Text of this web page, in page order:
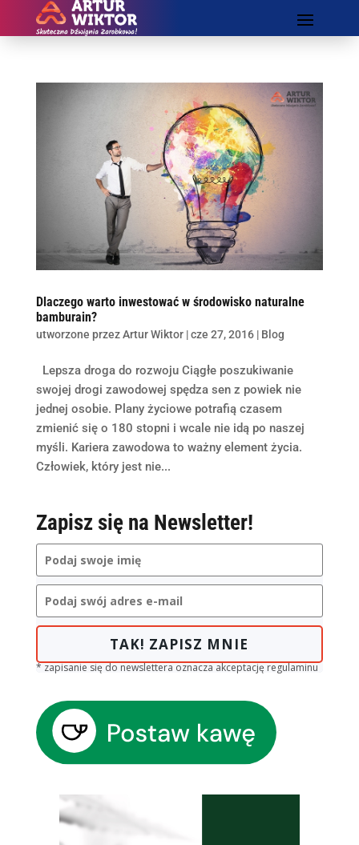
Dlaczego warto inwestować w środowisko naturalne
bamburain?
utworzone przezArtur Wiktor|cze 27, 2016| Blog
Lepsza droga do rozwoju Ciągłe poszukiwanie
swojej drogi zawodowej spędza sen z powiek nie
jednej osobie. Plany życiowe potrafią czasem
zmienić się o 180 stopni i wcale nie idą po naszej
myśli. Kariera zawodowa to ważny element życia.
Człowiek, który jest nie...
Zapisz się na Newsletter!
TAK! ZAPISZ MNIE
* zapisanie się do newslettera oznacza akceptację regulaminu